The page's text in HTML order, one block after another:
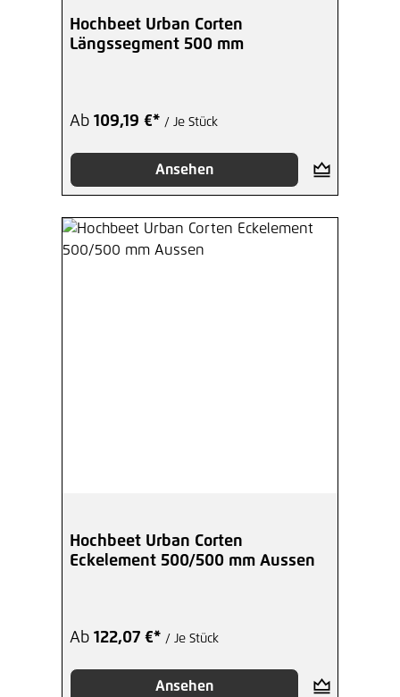
Hochbeet Urban Corten
Längssegment 500 mm
Ab 109,19 €* / Je Stück
Ansehen
Hochbeet Urban Corten
Eckelement 500/500 mm Aussen
Ab 122,07 €* / Je Stück
Ansehen